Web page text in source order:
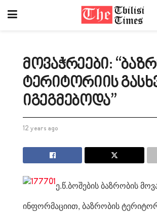
მოვაჭრეები:
ტერიტორიის
იგეგმებოდა”
12 years ago
ე.წ.ბოშების ბაზრობის
ინფორმაციით, ბაზრობის